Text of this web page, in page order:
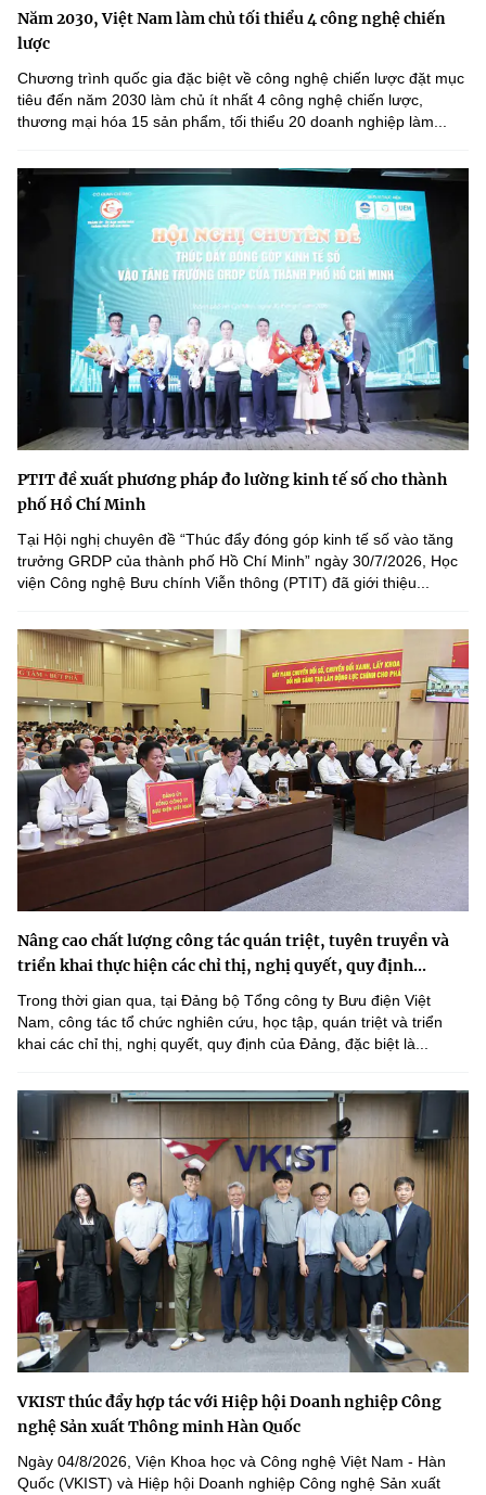
Năm 2030, Việt Nam làm chủ tối thiểu 4 công nghệ chiến
lược
Chương trình quốc gia đặc biệt về công nghệ chiến lược đặt mục
tiêu đến năm 2030 làm chủ ít nhất 4 công nghệ chiến lược,
thương mại hóa 15 sản phẩm, tối thiểu 20 doanh nghiệp làm...
PTIT đề xuất phương pháp đo lường kinh tế số cho thành
phố Hồ Chí Minh
Tại Hội nghị chuyên đề “Thúc đẩy đóng góp kinh tế số vào tăng
trưởng GRDP của thành phố Hồ Chí Minh” ngày 30/7/2026, Học
viện Công nghệ Bưu chính Viễn thông (PTIT) đã giới thiệu...
Nâng cao chất lượng công tác quán triệt, tuyên truyền và
triển khai thực hiện các chỉ thị, nghị quyết, quy định...
Trong thời gian qua, tại Đảng bộ Tổng công ty Bưu điện Việt
Nam, công tác tổ chức nghiên cứu, học tập, quán triệt và triển
khai các chỉ thị, nghị quyết, quy định của Đảng, đặc biệt là...
VKIST thúc đẩy hợp tác với Hiệp hội Doanh nghiệp Công
nghệ Sản xuất Thông minh Hàn Quốc
Ngày 04/8/2026, Viện Khoa học và Công nghệ Việt Nam - Hàn
Quốc (VKIST) và Hiệp hội Doanh nghiệp Công nghệ Sản xuất